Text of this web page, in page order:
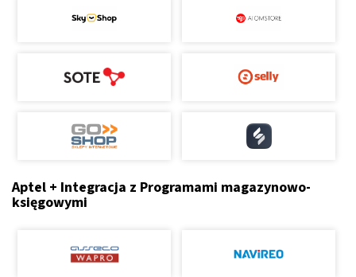
Aptel + Integracja z Programami magazynowo-
księgowymi